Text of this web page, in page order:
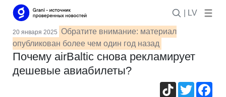
| LV
20 января 2025 Обратите внимание: материал
опубликован более чем один год назад
Почему airBaltic снова рекламирует
дешевые авиабилеты?
TikTokTwitter